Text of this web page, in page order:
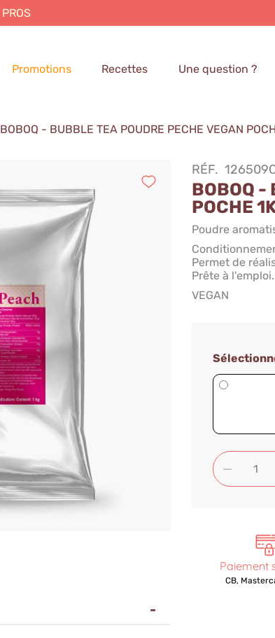
PROS
Promotions Recettes Une question ?
BOBOQ - BUBBLE TEA POUDRE PECHE VEGAN
RÉF.
BOBOQ -
POCHE
Poudre
Permet de
Prête à l'emploi.
VEGAN
Paiement
CB,